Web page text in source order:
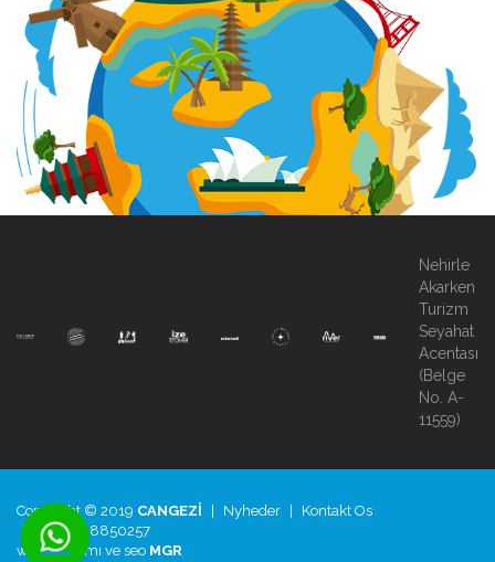
Nehirle
Akarken
Turizm
Seyahat
Acentası
(Belge
No. A-
11559)
Copyright © 2019 CANGEZİ | Nyheder |
Kontakt Os
|
+90.850.8850257
web tasarımı ve seo MGR